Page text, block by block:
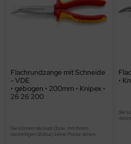
Flachrundzange mit Schneide
- VDE
• gebogen • 200mm • Knipex •
26 26 200
Sie können als Gast (bzw. mit Ihrem
derzeitigen Status) keine Preise sehen.
•
Sie